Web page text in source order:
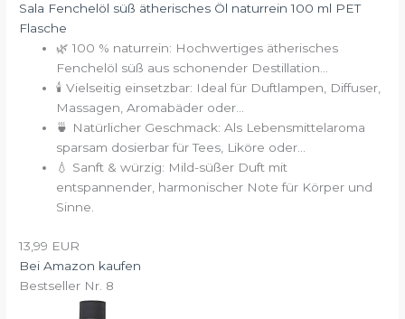
Sala Fenchelöl süß ätherisches Öl naturrein 100 ml PET
Flasche
🌿 100 % naturrein: Hochwertiges ätherisches
Fenchelöl süß aus schonender Destillation...
🕯️ Vielseitig einsetzbar: Ideal für Duftlampen, Diffuser,
Massagen, Aromabäder oder...
🍵 Natürlicher Geschmack: Als Lebensmittelaroma
sparsam dosierbar für Tees, Liköre oder...
💧 Sanft & würzig: Mild-süßer Duft mit
entspannender, harmonischer Note für Körper und
Sinne.
13,99 EUR
Bei Amazon kaufen
Bestseller Nr. 8